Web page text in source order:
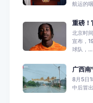
航运的
重磅！
北京时
宣布，
球队，...
广西南
8月5日
中后冒